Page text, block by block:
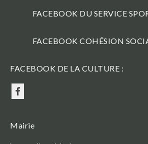
FACEBOOK DU SERVICE
FACEBOOK COHÉSION
FACEBOOK DE LA CULTURE :
Mairie